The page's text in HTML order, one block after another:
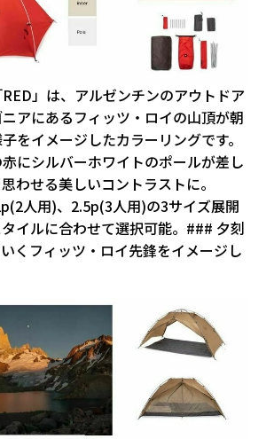
」は、アルゼンチンのアウトドア
アにあるフィッツ・ロイの山頂が朝
をイメージしたカラーリングです。
にシルバーホワイトのポールが差し
わせる美しいコントラストに。
人用)、2.5p(3人用)の3サイズ展開
イルに合わせて選択可能。### 夕刻
くフィッツ・ロイ先鋒をイメージし